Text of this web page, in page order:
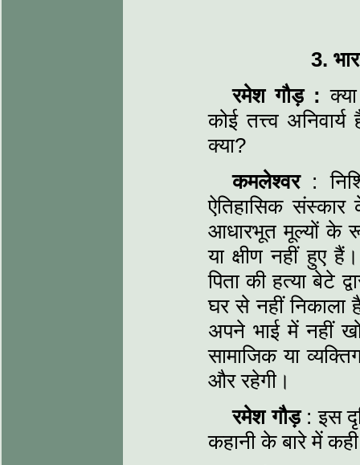
3.
रमेश गौड़ :
कोई तत्त्व
क्या?
कमलेश्वर :
ऐतिहासिक
आधारभूत मूल्यों के
या क्षीण नहीं हुए
पिता की हत्या बेटे
घर से नहीं निकाला
अपने भाई में नहीं
सामाजिक या
और रहेगी।
रमेश गौड़: इस
कहानी के बारे में